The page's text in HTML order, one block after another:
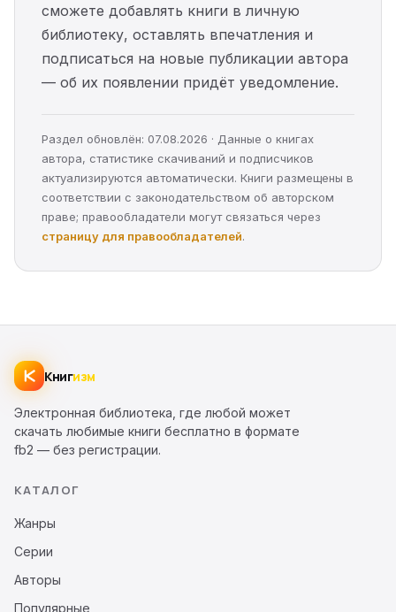
сможете добавлять книги в личную
библиотеку, оставлять впечатления и
подписаться на новые публикации автора
— об их появлении придёт уведомление.
Раздел обновлён: 07.08.2026 · Данные о книгах
автора, статистике скачиваний и подписчиков
актуализируются автоматически. Книги размещены в
соответствии с законодательством об авторском
праве; правообладатели могут связаться через
страницу для правообладателей.
Книгизм
Электронная библиотека, где любой может
скачать любимые книги бесплатно в формате
fb2 — без регистрации.
КАТАЛОГ
Жанры
Серии
Авторы
Популярные